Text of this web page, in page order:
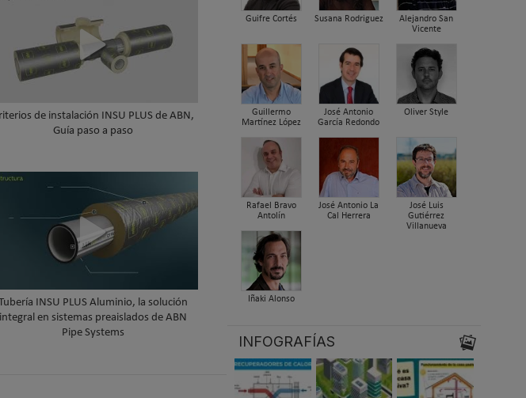
de instalación INSU PLUS de ABN,
Guía paso a paso
INSU PLUS Aluminio, la solución
integral en sistemas preaislados de ABN
Pipe Systems
Guifre Cortés Susana Rodriguez
Alejandro San
Vicente
Guillermo
Martínez López
José Antonio
García Redondo
Oliver Style
Rafael Bravo
Antolín
José Antonio La
Cal Herrera
José Luis
Gutiérrez
Villanueva
Iñaki Alonso
INFOGRAFÍAS